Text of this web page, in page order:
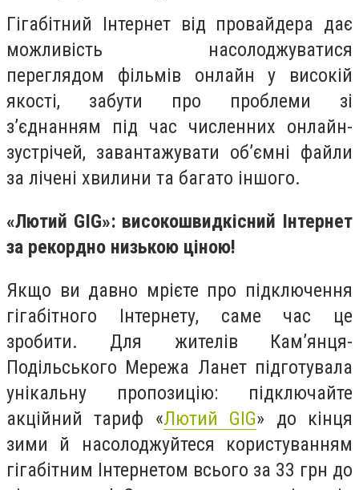
Гігабітний Інтернет від провайдера дає
можливість насолоджуватися
переглядом фільмів онлайн у високій
якості, забути про проблеми зі
з’єднанням під час численних онлайн-
зустрічей, завантажувати об’ємні файли
за лічені хвилини та багато іншого.
«Лютий GIG»: високошвидкісний Інтернет
за рекордно низькою ціною!
Якщо ви давно мрієте про підключення
гігабітного Інтернету, саме час це
зробити. Для жителів Кам’янця-
Подільського Мережа Ланет підготувала
унікальну пропозицію: підключайте
акційний тариф «Лютий GIG» до кінця
зими й насолоджуйтеся користуванням
гігабітним Інтернетом всього за 33 грн до